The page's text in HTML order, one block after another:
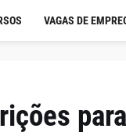
VAGAS DE